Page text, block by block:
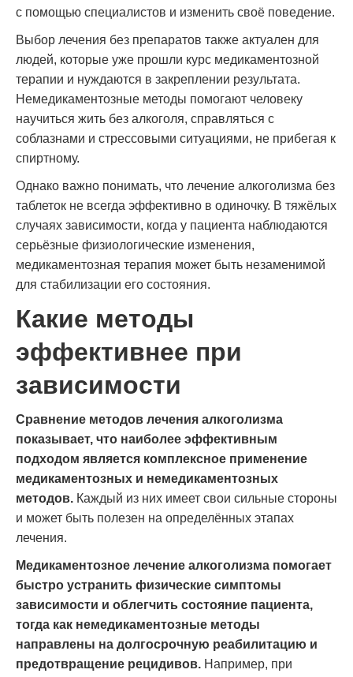
с помощью специалистов и изменить своё поведение.
Выбор лечения без препаратов также актуален для
людей, которые уже прошли курс медикаментозной
терапии и нуждаются в закреплении результата.
Немедикаментозные методы помогают человеку
научиться жить без алкоголя, справляться с
соблазнами и стрессовыми ситуациями, не прибегая к
спиртному.
Однако важно понимать, что лечение алкоголизма без
таблеток не всегда эффективно в одиночку. В тяжёлых
случаях зависимости, когда у пациента наблюдаются
серьёзные физиологические изменения,
медикаментозная терапия может быть незаменимой
для стабилизации его состояния.
Какие методы
эффективнее при
зависимости
Сравнение методов лечения алкоголизма
показывает, что наиболее эффективным
подходом является комплексное применение
медикаментозных и немедикаментозных
методов. Каждый из них имеет свои сильные стороны
и может быть полезен на определённых этапах
лечения.
Медикаментозное лечение алкоголизма помогает
быстро устранить физические симптомы
зависимости и облегчить состояние пациента,
тогда как немедикаментозные методы
направлены на долгосрочную реабилитацию и
предотвращение рецидивов. Например, при